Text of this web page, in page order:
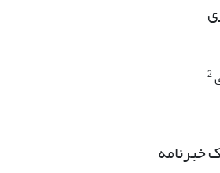
2
خبرنامه